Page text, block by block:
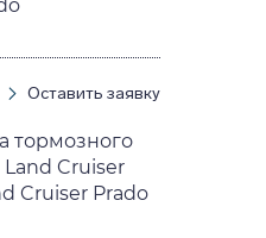
Оставить заявку
тормозного
Land Cruiser
Cruiser Prado